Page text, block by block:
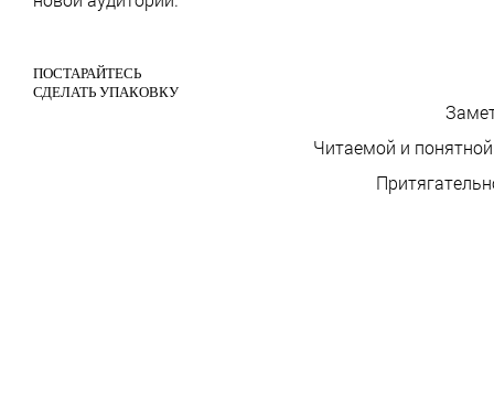
ПОСТАРАЙТЕСЬ
СДЕЛАТЬ УПАКОВКУ
Читаемой и понятной